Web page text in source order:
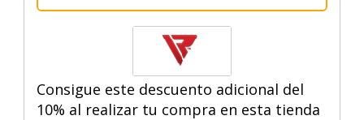
Consigue este descuento adicional del
10% al realizar tu compra en esta tienda